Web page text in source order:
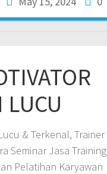
LUCU
& Terkenal, Trainer
Seminar Jasa Training
Pelatihan Karyawan